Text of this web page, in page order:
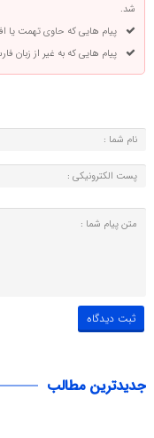
شد.
پیام هایی که حاوی تهمت یا
پیام هایی که به غیر از زبان
جدیدترین مطالب